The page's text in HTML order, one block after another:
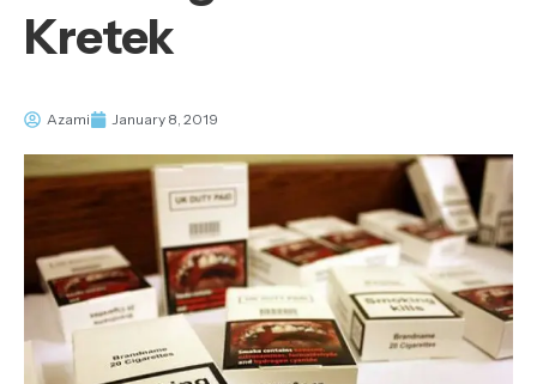
Kretek
Azami January 8, 2019